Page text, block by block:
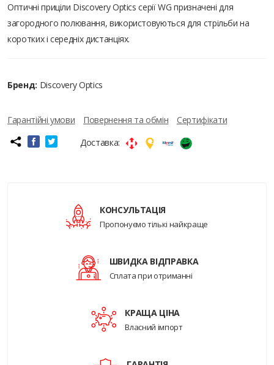
Оптичні приціли Discovery Optics серії WG призначені для
загородного полювання, використовуються для стрільби на
коротких і середніх дистанціях.
Бренд: Discovery Optics
Гарантійні умови Повернення та обмін
Сертифікати
Доставка:
КОНСУЛЬТАЦІЯ
Пропонуємо тількі найкраще
ШВИДКА ВІДПРАВКА
Сплата при отриманні
КРАЩА ЦІНА
Власний імпорт